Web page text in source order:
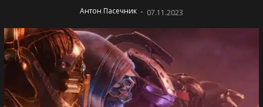
Антон Пасечник - 07.11.2023